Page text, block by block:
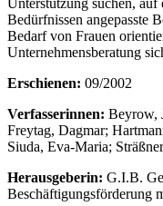
Unterstützung suchen,
Bedürfnissen angepasste
Bedarf von Frauen
Unternehmensberatung
Erschienen: 09/2002
Verfasserinnen: Beyrow,
Freytag, Dagmar;
Siuda, Eva-Maria;
Herausgeberin: G.I.B.
Beschäftigungsförderung